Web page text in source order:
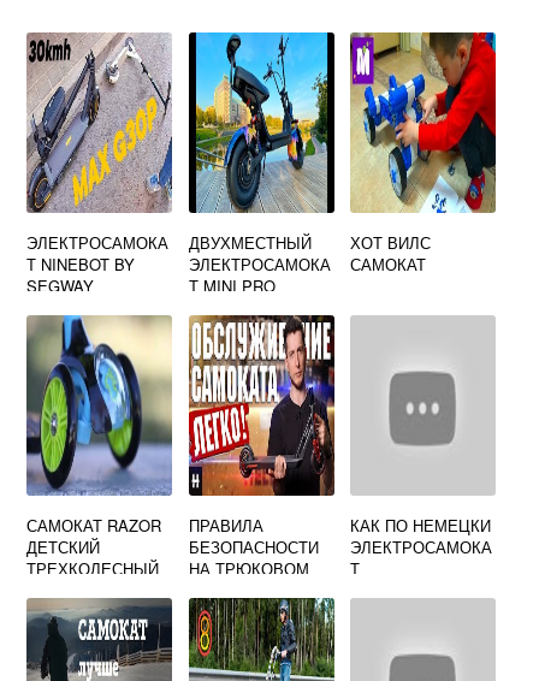
ЭЛЕКТРОСАМОКА
Т NINEBOT BY
SEGWAY
MAX G30P
ДВУХМЕСТНЫЙ
ЭЛЕКТРОСАМОКА
Т MINI PRO
ХОТ ВИЛС
САМОКАТ
САМОКАТ RAZOR
ДЕТСКИЙ
ТРЕХКОЛЕСНЫЙ
ПРАВИЛА
БЕЗОПАСНОСТИ
НА ТРЮКОВОМ
КАК ПО НЕМЕЦКИ
ЭЛЕКТРОСАМОКА
Т